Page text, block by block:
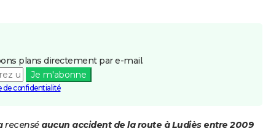
plans directement par e-mail.
Je m'abonne
de confidentialité
recensé aucun accident de la route à Ludiès entre 2009